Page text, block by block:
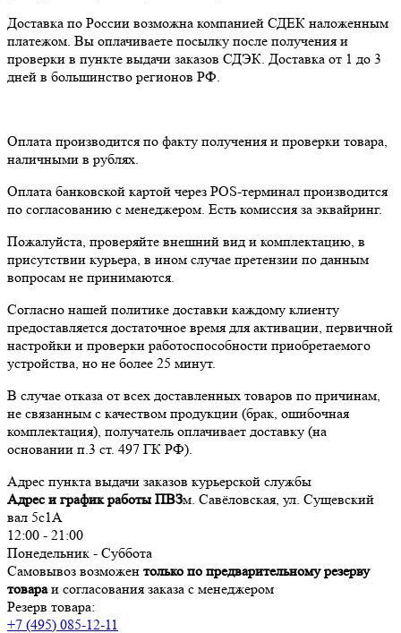
Доставка по России возможна компанией СДЕК наложенным
платежом. Вы оплачиваете посылку после получения и
проверки в пункте выдачи заказов СДЭК. Доставка от 1 до 3
дней в большинство регионов РФ.
Оплата производится по факту получения и проверки товара,
наличными в рублях.
Оплата банковской картой через POS-терминал производится
по согласованию с менеджером. Есть комиссия за эквайринг.
Пожалуйста, проверяйте внешний вид и комплектацию, в
присутствии курьера, в ином случае претензии по данным
вопросам не принимаются.
Согласно нашей политике доставки каждому клиенту
предоставляется достаточное время для активации, первичной
настройки и проверки работоспособности приобретаемого
устройства, но не более 25 минут.
В случае отказа от всех доставленных товаров по причинам,
не связанным с качеством продукции (брак, ошибочная
комплектация), получатель оплачивает доставку (на
основании п.3 ст. 497 ГК РФ).
Адрес пункта выдачи заказов курьерской службы
Адрес и график работы ПВЗм. Савёловская, ул. Сущевский
вал 5с1А
12:00 - 21:00
Понедельник - Суббота
Самовывоз возможен только по предварительному резерву
товараи согласования заказа с менеджером
Резерв товара:
+7 (495) 085-12-11